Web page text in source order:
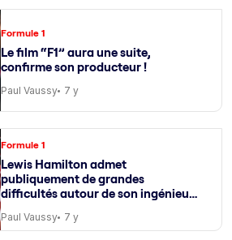
Formule 1
Le film “F1” aura une suite,
confirme son producteur !
Paul Vaussy 7 y
Formule 1
Lewis Hamilton admet
publiquement de grandes
difficultés autour de son ingénieur
Paul Vaussy 7 y